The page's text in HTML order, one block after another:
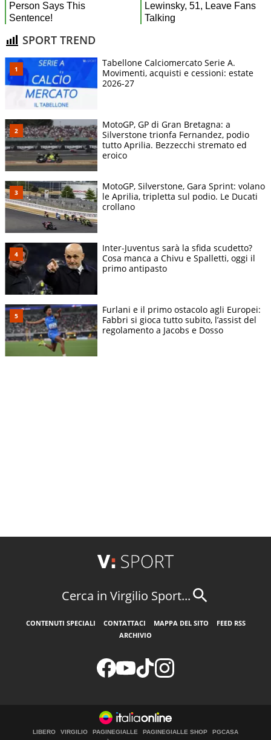
SPORT TREND
Tabellone Calciomercato Serie A.
Movimenti, acquisti e cessioni: estate
2026-27
MotoGP, GP di Gran Bretagna: a
Silverstone trionfa Fernandez, podio
tutto Aprilia. Bezzecchi stremato ed
eroico
MotoGP, Silverstone, Gara Sprint: volano
le Aprilia, tripletta sul podio. Le Ducati
crollano
Inter-Juventus sarà la sfida scudetto?
Cosa manca a Chivu e Spalletti, oggi il
primo antipasto
Furlani e il primo ostacolo agli Europei:
Fabbri si gioca tutto subito, l’assist del
regolamento a Jacobs e Dosso
Cerca in Virgilio Sport...
CONTENUTI SPECIALI CONTATTACI MAPPA DEL SITO
FEED RSS
ARCHIVIO
LIBERO VIRGILIO PAGINEGIALLE PAGINEGIALLE SHOP
PGCASA